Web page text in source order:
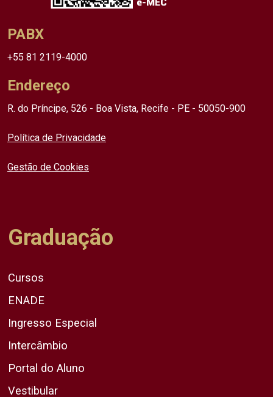
PABX
+55 81 2119-4000
Endereço
R. do Príncipe, 526 - Boa Vista, Recife - PE - 50050-900
Política de Privacidade
Gestão de Cookies
Graduação
Cursos
ENADE
Ingresso Especial
Intercâmbio
Portal do Aluno
Vestibular